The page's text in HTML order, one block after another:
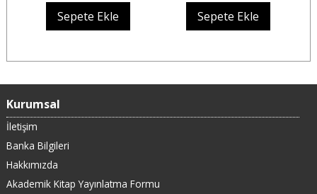
Sepete Ekle
Sepete Ekle
Kurumsal
İletişim
Banka Bilgileri
Hakkımızda
Akademik Kitap Yayınlatma Formu